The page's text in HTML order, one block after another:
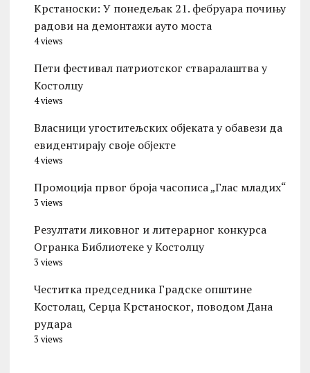
Kрстаноски: У понедељак 21. фебруара почињу
радови на демонтажи ауто моста
4 views
Пети фестивал патриотског стваралаштва у
Костолцу
4 views
Власници угоститељских објеката у обавези да
евидентирају своје објекте
4 views
Промоција првог броја часописа „Глас младих“
3 views
Резултати ликовног и литерарног конкурса
Огранка Библиотеке у Костолцу
3 views
Честитка председника Градске општине
Костолац, Серџа Крстаноског, поводом Дана
рудара
3 views